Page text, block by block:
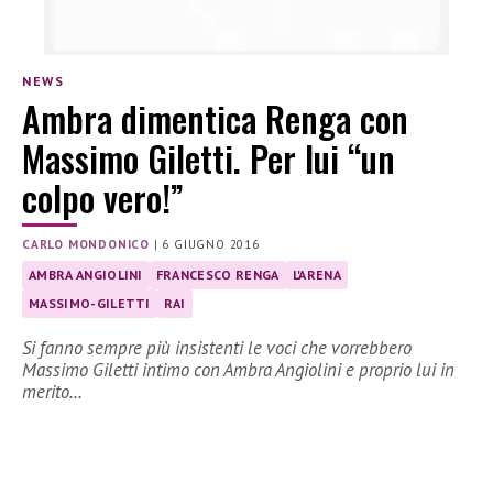
NEWS
Ambra dimentica Renga con
Massimo Giletti. Per lui “un
colpo vero!”
CARLO MONDONICO | 6 GIUGNO 2016
AMBRA ANGIOLINI FRANCESCO RENGA
L'ARENA
MASSIMO-GILETTI
RAI
Si fanno sempre più insistenti le voci che vorrebbero
Massimo Giletti intimo con Ambra Angiolini e proprio lui in
merito…